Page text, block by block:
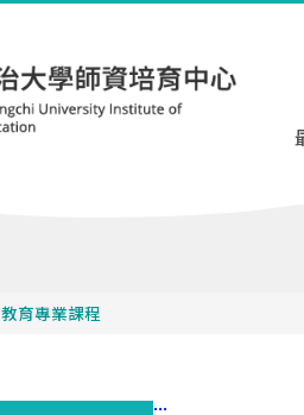
教育專業課程